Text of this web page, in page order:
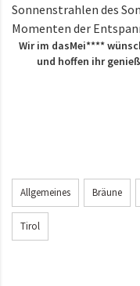
Sonnenstrahlen des
Momenten der
Wir im dasMei****
und hoffen ihr
Allgemeines Bräune
Tirol